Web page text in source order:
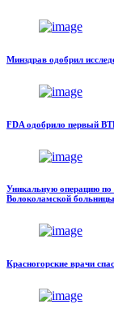
Минздрав одобрил
FDA одобрило первый
Уникальную операцию по
Волоколамской больницы
Красногорские врачи